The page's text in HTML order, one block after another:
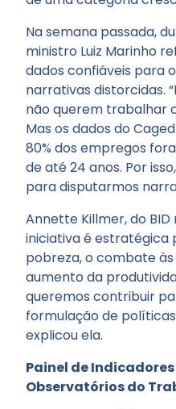
Na semana passada,
ministro Luiz Marinho
dados confiáveis para
narrativas distorcidas.
não querem trabalhar
Mas os dados do
80% dos empregos
de até 24 anos. Por
para disputarmos
Annette Killmer, do
iniciativa é estratégica
pobreza, o combate
aumento da
queremos contribuir
formulação de
explicou ela.
Painel de
Observatórios do